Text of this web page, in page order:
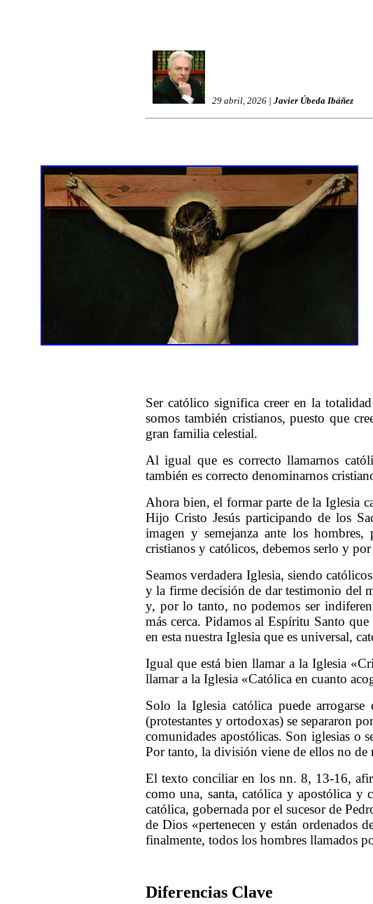
29 abril, 2026 | Javier Úbeda Ibáñez
Ser católico significa creer en la
somos también cristianos, puesto que
gran familia celestial.
Al igual que es correcto llamarnos
también es correcto denominarnos
Ahora bien, el formar parte de la Iglesia
Hijo Cristo Jesús participando de los
imagen y semejanza ante los
cristianos y católicos, debemos serlo y
Seamos verdadera Iglesia, siendo
y la firme decisión de dar testimonio del
y, por lo tanto, no podemos ser
más cerca. Pidamos al Espíritu Santo que
en esta nuestra Iglesia que es universal,
Igual que está bien llamar a la Iglesia
llamar a la Iglesia «Católica en cuanto
Solo la Iglesia católica puede arrogarse
(protestantes y ortodoxas) se separaron
comunidades apostólicas. Son iglesias o
Por tanto, la división viene de ellos no de
El texto conciliar en los nn. 8, 13-16,
como una, santa, católica y apostólica y
católica, gobernada por el sucesor de
de Dios «pertenecen y están ordenados
finalmente, todos los hombres llamados
Diferencias Clave